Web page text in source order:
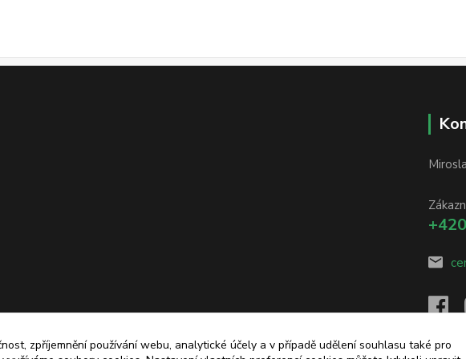
zpříjemnění používání webu, analytické účely a v případě udělení souhlasu také pro